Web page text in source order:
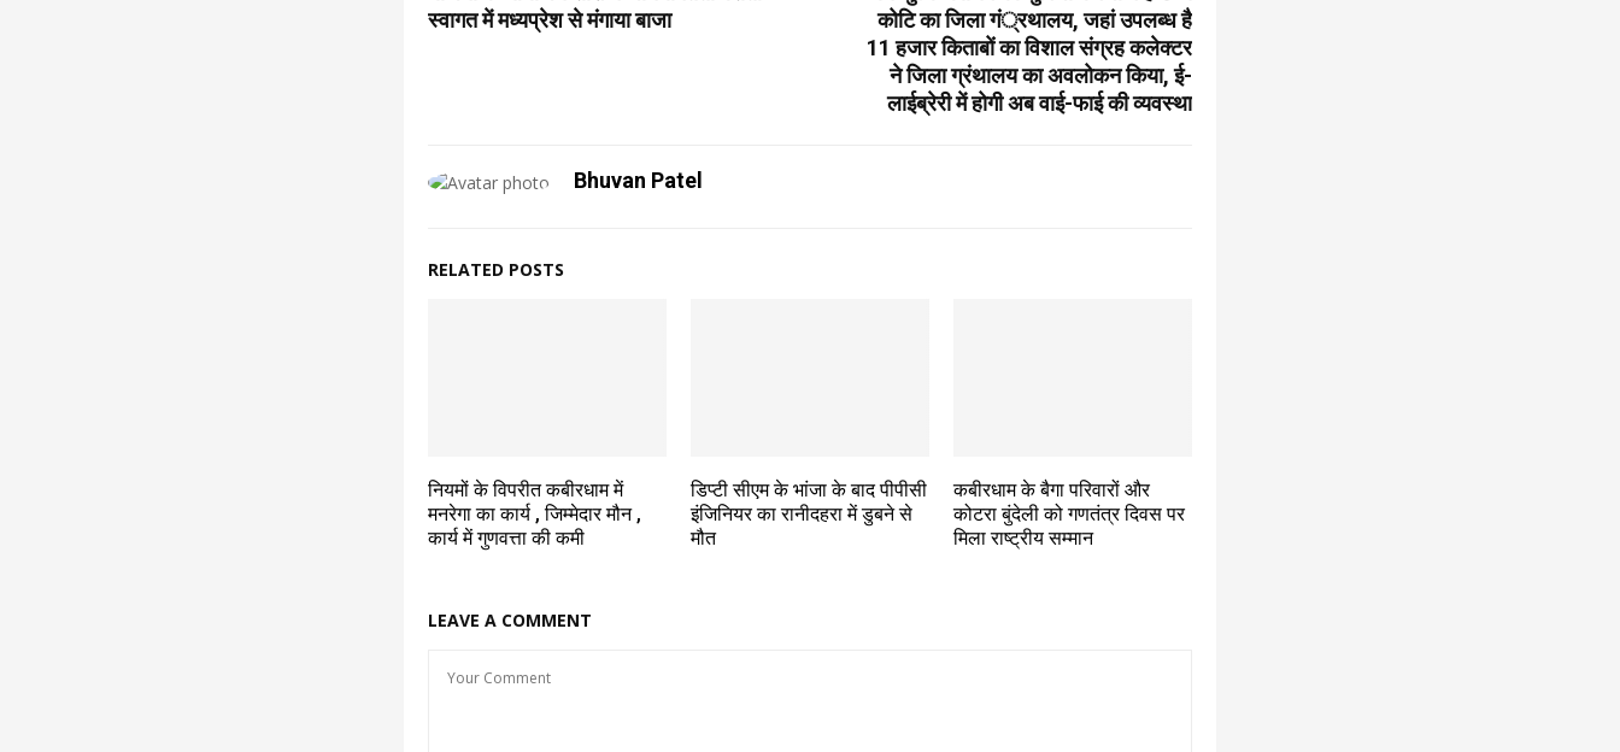
स्वागत में मध्यप्रेश से मंगाया बाजा
कोटि का जिला गं्रथालय, जहां उपलब्ध है
11 हजार किताबों का विशाल संग्रह कलेक्टर
ने जिला ग्रंथालय का अवलोकन किया, ई-
लाईब्रेरी में होगी अब वाई-फाई की व्यवस्था
Bhuvan Patel
RELATED POSTS
नियमों के विपरीत कबीरधाम में
मनरेगा का कार्य , जिम्मेदार मौन ,
कार्य में गुणवत्ता की कमी
डिप्टी सीएम के भांजा के बाद पीपीसी
इंजिनियर का रानीदहरा में डुबने से
मौत
कबीरधाम के बैगा परिवारों और
कोटरा बुंदेली को गणतंत्र दिवस पर
मिला राष्ट्रीय सम्मान
LEAVE A COMMENT